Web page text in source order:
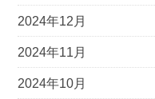
2024年12月
2024年11月
2024年10月